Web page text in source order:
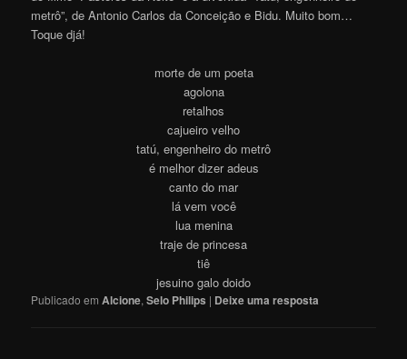
metrô”, de Antonio Carlos da Conceição e Bidu. Muito bom…
Toque djá!
morte de um poeta
agolona
retalhos
cajueiro velho
tatú, engenheiro do metrô
é melhor dizer adeus
canto do mar
lá vem você
lua menina
traje de princesa
tiê
jesuino galo doido
Publicado em Alcione,Selo Philips | Deixe uma resposta